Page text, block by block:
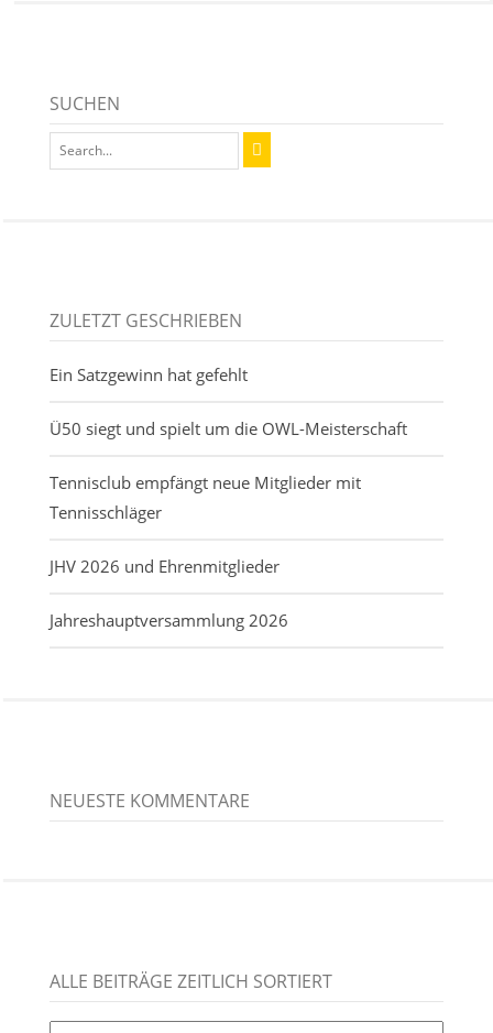
SUCHEN
ZULETZT GESCHRIEBEN
Ein Satzgewinn hat gefehlt
Ü50 siegt und spielt um die OWL-Meisterschaft
Tennisclub empfängt neue Mitglieder mit
Tennisschläger
JHV 2026 und Ehrenmitglieder
Jahreshauptversammlung 2026
NEUESTE KOMMENTARE
ALLE BEITRÄGE ZEITLICH SORTIERT
alle